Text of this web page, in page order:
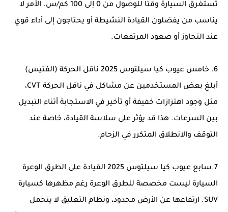
تستغرق السيارة وقتًا للوصول من 0 إلى 100 كم/س. الأمر لا
يناسب من يفضلون القيادة النشيطة أو يحتاجون إلى أداء قوي
عند التجاوز أو صعود المرتفعات.
6. خامس عيوب كيا سيلتوس 2025 ناقل الحركة (الفتيس)
أبلغ بعض المستخدمين عن مشاكل في ناقل الحركة CVT،
مثل وجود اهتزازات خفيفة أو تأخير في الاستجابة أثناء التبديل
بين السرعات. هذا قد يؤثر على سلاسة القيادة، خاصة عند
التوقف والانطلاق المتكرر في الزحام.
7.سابع عيوب كيا سيلتوس 2025 القيادة على الطرق الوعرة
السيارة ليست مخصصة للطرق الوعرة رغم مظهرها كسيارة
SUV. ارتفاعها عن الأرض محدود، ونظام التعليق لا يتحمل